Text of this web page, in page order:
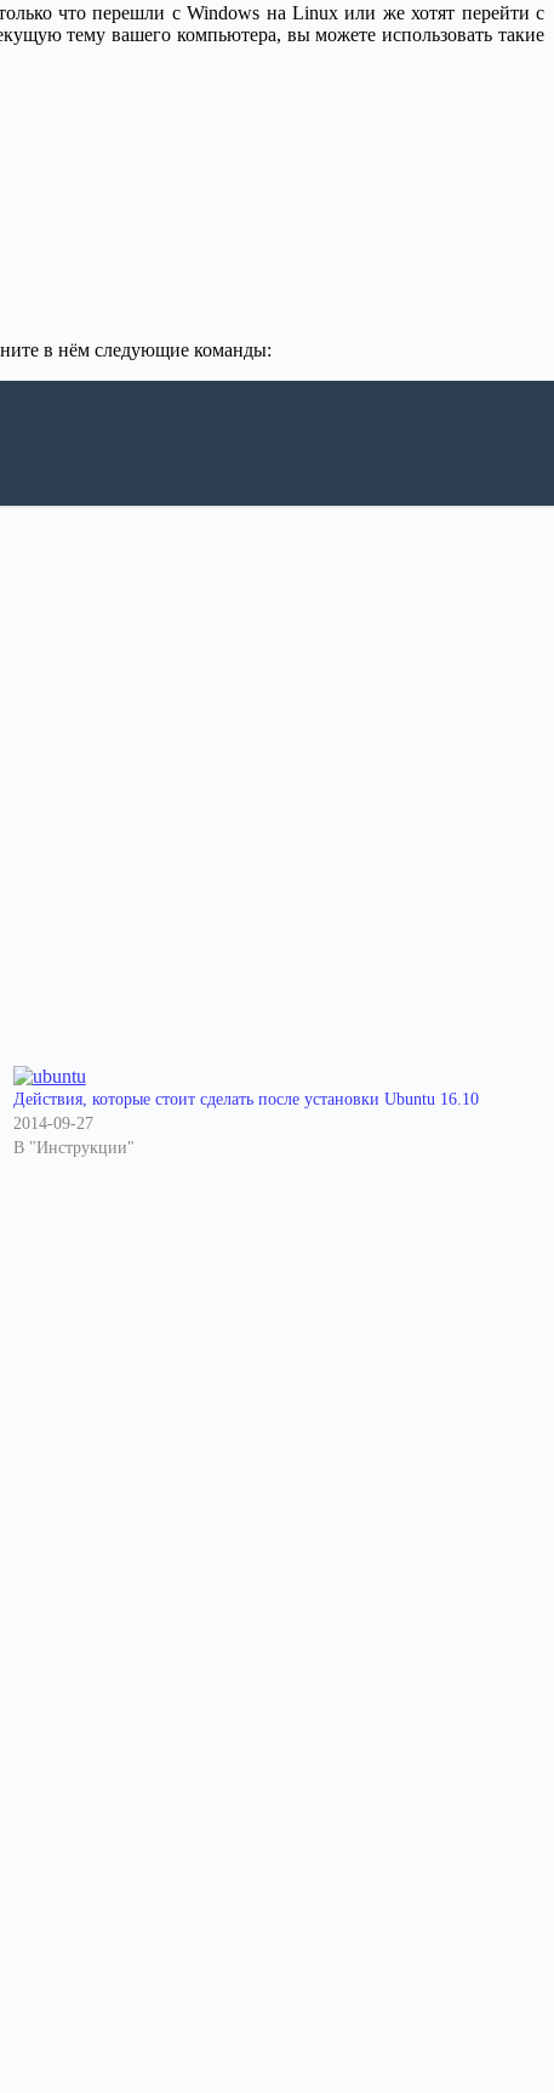
что перешли с Windows на Linux или же хотят перейти с
тему вашего компьютера, вы можете использовать такие
в нём следующие команды:
Действия, которые стоит сделать после установки Ubuntu 16.10
2014-09-27
В "Инструкции"